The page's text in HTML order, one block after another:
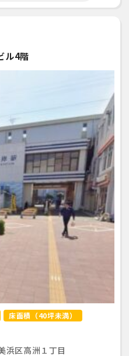
ル4階
床面積（40坪未満）
浜区高洲１丁目